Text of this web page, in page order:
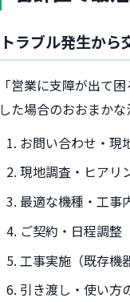
トラブル発生から
「営業に支障が出て
した場合のおおまかな
お問い合わせ・現
現地調査・ヒアリ
最適な機種・工事
ご契約・日程調整
工事実施（既存機
引き渡し・使い方